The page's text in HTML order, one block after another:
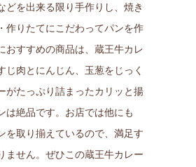
どを出来る限り手作りし、焼き
作りたてにこだわってパンを作
おすすめの商品は、蔵王牛カレ
じ肉とにんじん、玉葱をじっく
がたっぷり詰まったカリッと揚
は絶品です。お店では他にも
を取り揃えているので、満足す
ません。ぜひこの蔵王牛カレー